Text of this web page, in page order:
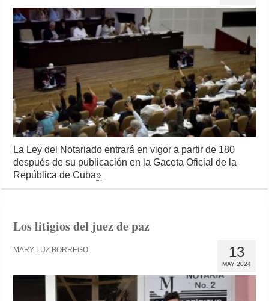
La Ley del Notariado entrará en vigor a partir de 180
después de su publicación en la Gaceta Oficial de la
República de Cuba»
Los litigios del juez de paz
13
MAY 2024
MARY LUZ BORREGO